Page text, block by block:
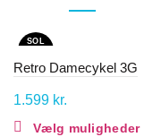
SOL
Retro Damecykel 3G
1.599 kr.
Vælg mulighederDette